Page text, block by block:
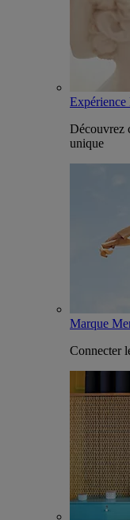
Expérience
Découvrez
unique
Marque
Connecter